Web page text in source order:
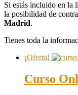
Si estás incluido en la
la posibilidad de
Madrid.
Tienes toda la
¡Oferta!
Curso